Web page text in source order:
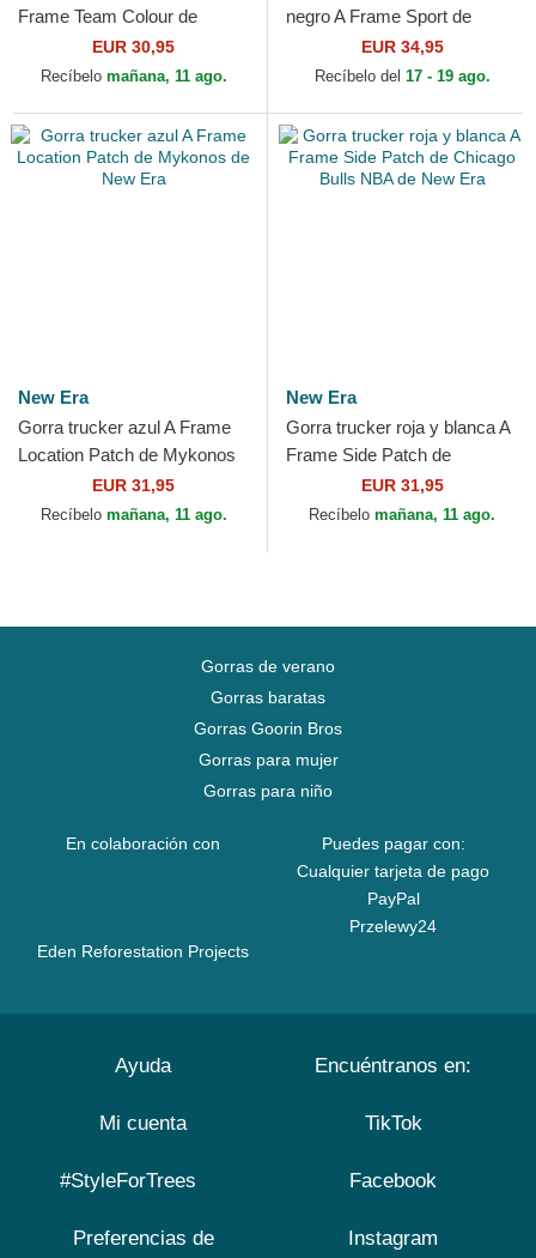
Frame Team Colour de
Chicago Bulls NBA de New
Era
EUR 30,95
Recíbelo mañana, 11 ago.
negro A Frame Sport de
Seattle Mariners MLB de
New Era
EUR 34,95
Recíbelo del 17 - 19 ago.
New Era
Gorra trucker azul A Frame
Location Patch de Mykonos
de New EraEUR 31,95
Recíbelo mañana, 11 ago.
New Era
Gorra trucker roja y blanca A
Frame Side Patch de
Chicago Bulls NBA de New
Era
EUR 31,95
Recíbelo mañana, 11 ago.
Gorras de verano
Gorras baratas
Gorras Goorin Bros
Gorras para mujer
Gorras para niño
En colaboración con
Eden Reforestation Projects
Puedes pagar con:
Cualquier tarjeta de pago
PayPal
Przelewy24
Ayuda
Mi cuenta
#StyleForTrees
Preferencias de
Encuéntranos en:
TikTok
Facebook
Instagram